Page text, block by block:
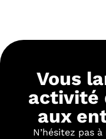
Vous
activité
aux
N’hésitez pas